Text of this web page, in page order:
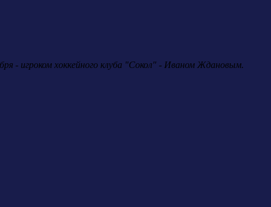
- игроком хоккейного клуба "Сокол" - Иваном Ждановым.